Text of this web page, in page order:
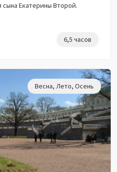
Екатерины Второй.
6,5 часов
Весна, Лето, Осень